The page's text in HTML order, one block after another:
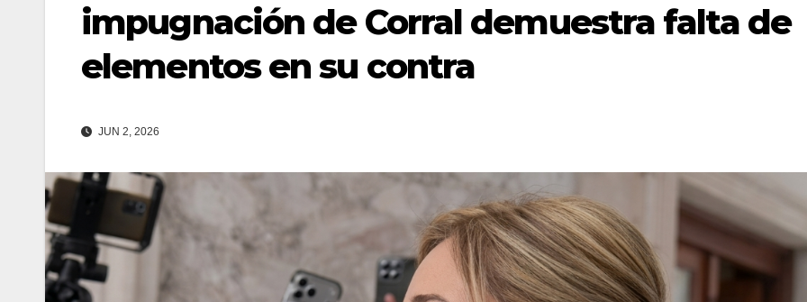
impugnación de Corral demuestra falta de
elementos en su contra
JUN 2, 2026